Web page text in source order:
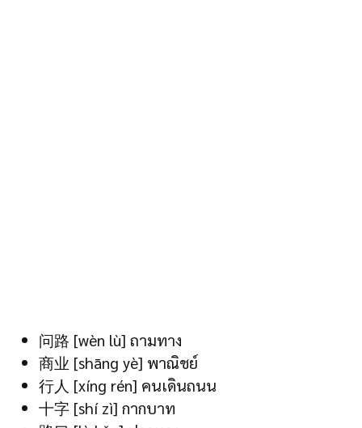
问路 [wèn lù] ถามทาง
商业 [shāng yè] พาณิชย์
行人 [xíng rén] คนเดินถนน
十字 [shí zì] กากบาท